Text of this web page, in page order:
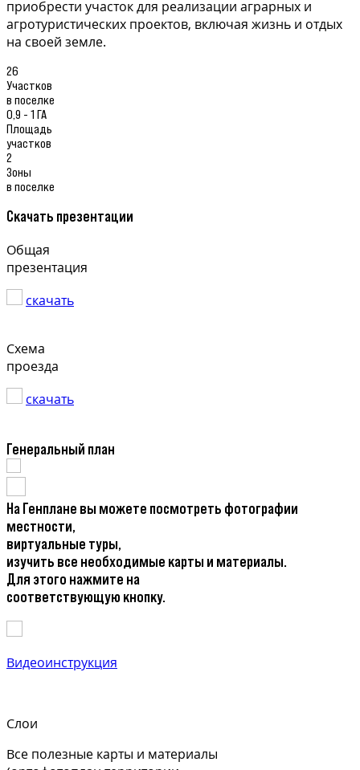
приобрести участок для реализации аграрных и
агротуристических проектов, включая жизнь и отдых
на своей земле.
26
Участков
в поселке
0,9 - 1 ГА
Площадь
участков
2
Зоны
в поселке
Скачать презентации
Общая
презентация
скачать
Схема
проезда
скачать
Генеральный план
На Генплане вы можете посмотреть фотографии
местности,
виртуальные туры,
изучить все необходимые карты и материалы.
Для этого нажмите на
соответствующую кнопку.
Видеоинструкция
Слои
Все полезные карты и материалы